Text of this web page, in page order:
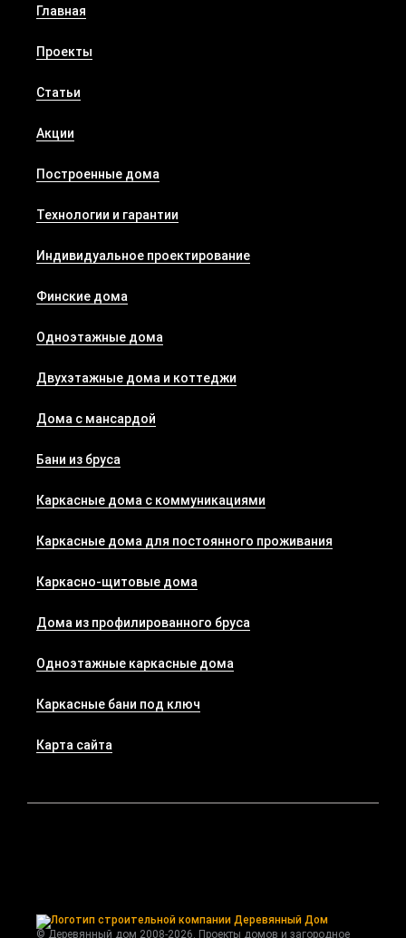
Главная
Проекты
Статьи
Акции
Построенные дома
Технологии и гарантии
Индивидуальное проектирование
Финские дома
Одноэтажные дома
Двухэтажные дома и коттеджи
Дома с мансардой
Бани из бруса
Каркасные дома с коммуникациями
Каркасные дома для постоянного проживания
Каркасно-щитовые дома
Дома из профилированного бруса
Одноэтажные каркасные дома
Каркасные бани под ключ
Карта сайта
© Деревянный дом 2008-2026. Проекты домов и загородное